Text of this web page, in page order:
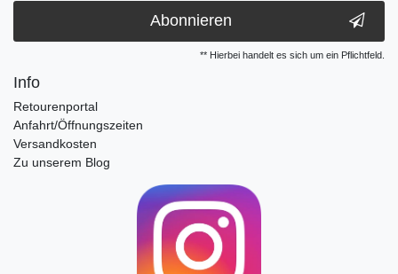
Abonnieren
** Hierbei handelt es sich um ein Pflichtfeld.
Info
Retourenportal
Anfahrt/Öffnungszeiten
Versandkosten
Zu unserem Blog